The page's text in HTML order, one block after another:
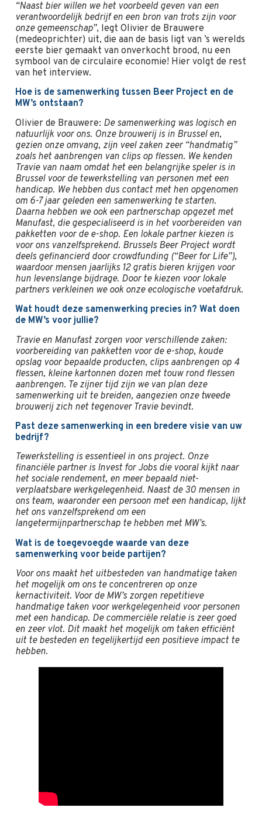
“Naast bier willen we het voorbeeld geven van een
verantwoordelijk bedrijf en een bron van trots zijn voor
onze gemeenschap”, legt Olivier de Brauwere
(medeoprichter) uit, die aan de basis ligt van ’s werelds
eerste bier gemaakt van onverkocht brood, nu een
symbool van de circulaire economie! Hier volgt de rest
van het interview.
Hoe is de samenwerking tussen Beer Project en de
MW’s ontstaan?
Olivier de Brauwere: De samenwerking was logisch en
natuurlijk voor ons. Onze brouwerij is in Brussel en,
gezien onze omvang, zijn veel zaken zeer “handmatig”
zoals het aanbrengen van clips op flessen. We kenden
Travie van naam omdat het een belangrijke speler is in
Brussel voor de tewerkstelling van personen met een
handicap. We hebben dus contact met hen opgenomen
om 6-7 jaar geleden een samenwerking te starten.
Daarna hebben we ook een partnerschap opgezet met
Manufast, die gespecialiseerd is in het voorbereiden van
pakketten voor de e-shop. Een lokale partner kiezen is
voor ons vanzelfsprekend. Brussels Beer Project wordt
deels gefinancierd door crowdfunding (“Beer for Life”),
waardoor mensen jaarlijks 12 gratis bieren krijgen voor
hun levenslange bijdrage. Door te kiezen voor lokale
partners verkleinen we ook onze ecologische voetafdruk.
Wat houdt deze samenwerking precies in? Wat doen
de MW’s voor jullie?
Travie en Manufast zorgen voor verschillende zaken:
voorbereiding van pakketten voor de e-shop, koude
opslag voor bepaalde producten, clips aanbrengen op 4
flessen, kleine kartonnen dozen met touw rond flessen
aanbrengen. Te zijner tijd zijn we van plan deze
samenwerking uit te breiden, aangezien onze tweede
brouwerij zich net tegenover Travie bevindt.
Past deze samenwerking in een bredere visie van uw
bedrijf?
Tewerkstelling is essentieel in ons project. Onze
financiële partner is Invest for Jobs die vooral kijkt naar
het sociale rendement, en meer bepaald niet-
verplaatsbare werkgelegenheid. Naast de 30 mensen in
ons team, waaronder een persoon met een handicap, lijkt
het ons vanzelfsprekend om een
langetermijnpartnerschap te hebben met MW’s.
Wat is de toegevoegde waarde van deze
samenwerking voor beide partijen?
Voor ons maakt het uitbesteden van handmatige taken
het mogelijk om ons te concentreren op onze
kernactiviteit. Voor de MW’s zorgen repetitieve
handmatige taken voor werkgelegenheid voor personen
met een handicap. De commerciële relatie is zeer goed
en zeer vlot. Dit maakt het mogelijk om taken efficiënt
uit te besteden en tegelijkertijd een positieve impact te
hebben.